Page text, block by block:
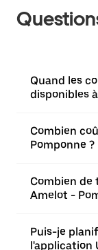
Quand les
disponibles
Combien
Pomponne ?
Combien de
Amelot -
Puis-je
l'application